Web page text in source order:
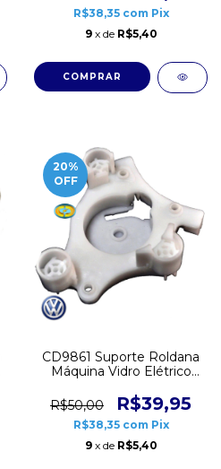
R$38,35 com Pix
9 x de R$5,40
20%
OFF
CD9861 Suporte Roldana
Máquina Vidro Elétrico
SpaceFox Direito
R$50,00 R$39,95
R$38,35 com Pix
9 x de R$5,40